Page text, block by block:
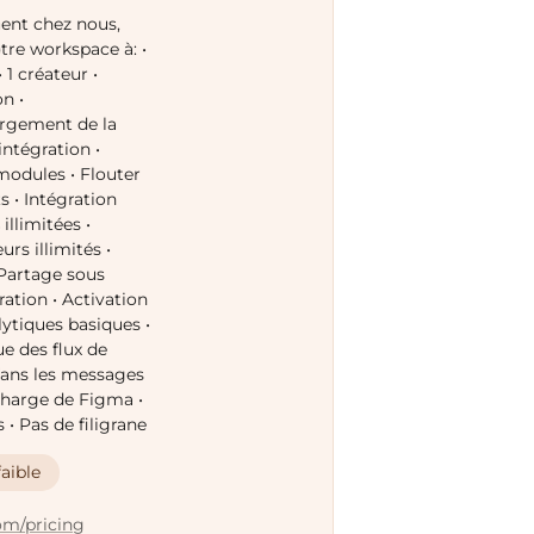
chez nous,
workspace à: •
créateur •
•
de la
•
• Flouter
• Intégration
•
illimités •
sous
• Activation
basiques •
des flux de
les messages
de Figma •
Pas de filigrane
pricing